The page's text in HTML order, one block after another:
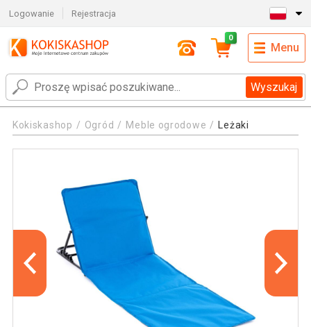
Logowanie Rejestracja
Wyszukaj
0
Menu
Kokiskashop Ogród Meble ogrodowe Leżaki